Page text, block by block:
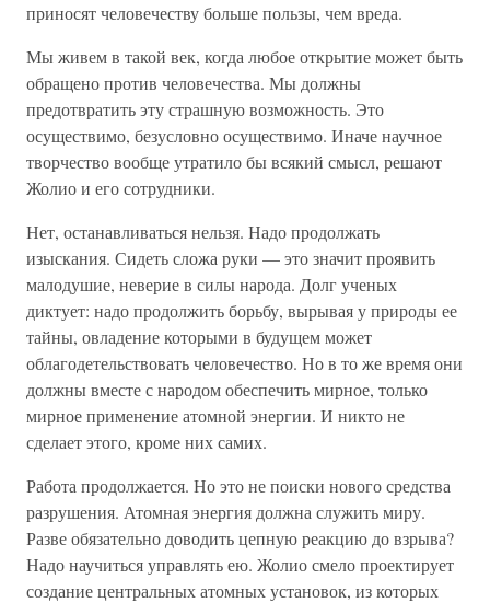
приносят человечеству больше пользы, чем вреда.
Мы живем в такой век, когда любое открытие может быть
обращено против человечества. Мы должны
предотвратить эту страшную возможность. Это
осуществимо, безусловно осуществимо. Иначе научное
творчество вообще утратило бы всякий смысл, решают
Жолио и его сотрудники.
Нет, останавливаться нельзя. Надо продолжать
изыскания. Сидеть сложа руки — это значит проявить
малодушие, неверие в силы народа. Долг ученых
диктует: надо продолжить борьбу, вырывая у природы ее
тайны, овладение которыми в будущем может
облагодетельствовать человечество. Но в то же время они
должны вместе с народом обеспечить мирное, только
мирное применение атомной энергии. И никто не
сделает этого, кроме них самих.
Работа продолжается. Но это не поиски нового средства
разрушения. Атомная энергия должна служить миру.
Разве обязательно доводить цепную реакцию до взрыва?
Надо научиться управлять ею. Жолио смело проектирует
создание центральных атомных установок, из которых